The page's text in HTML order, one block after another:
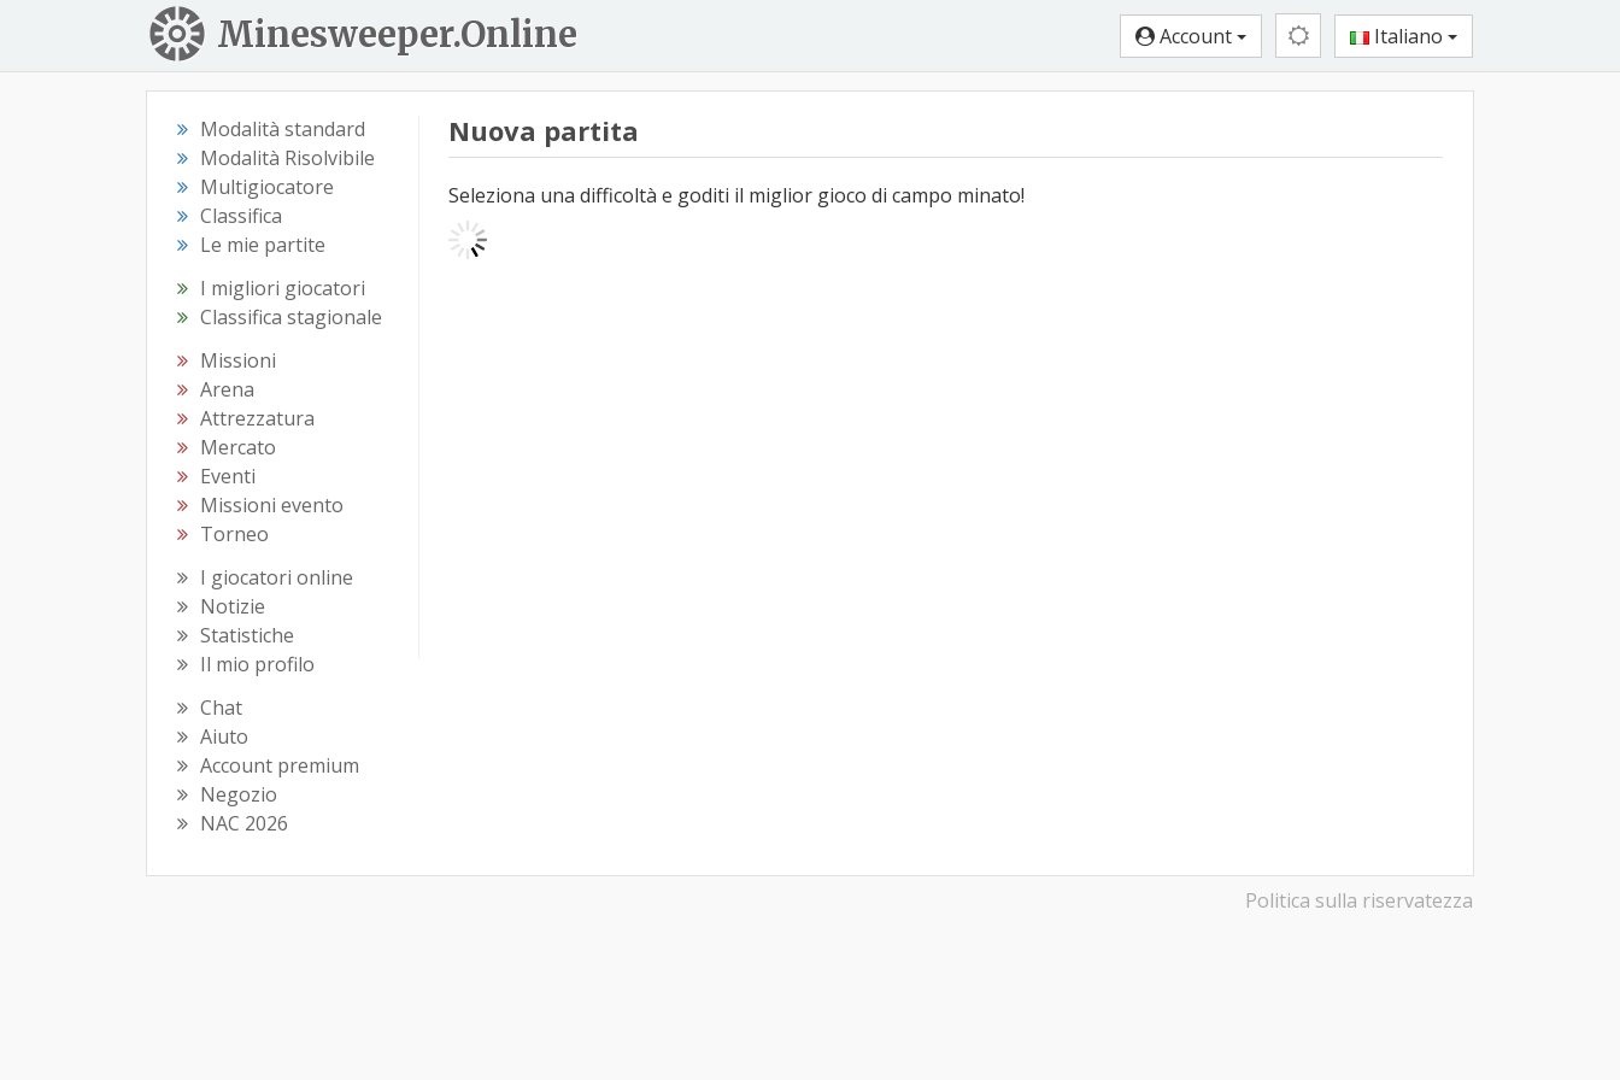
Minesweeper.Online Account Italiano
Modalità standard
Modalità Risolvibile
Multigiocatore
Classifica
Le mie partite
I migliori giocatori
Classifica stagionale
Missioni
Arena
Attrezzatura
Mercato
Eventi
Missioni evento
Torneo
I giocatori online
Notizie
Statistiche
Il mio profilo
Chat
Aiuto
Account premium
Negozio
NAC 2026
Nuova partita
Seleziona una difficoltà e goditi il miglior gioco di campo minato!
Politica sulla riservatezza